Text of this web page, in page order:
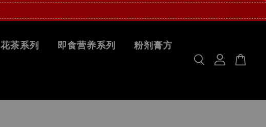
花茶系列 即食营养系列 粉剂膏方